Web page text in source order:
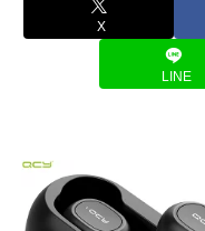
X
LINE